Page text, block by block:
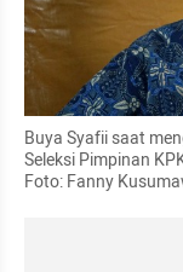
Buya Syafii saat
Seleksi Pimpinan
Foto: Fanny